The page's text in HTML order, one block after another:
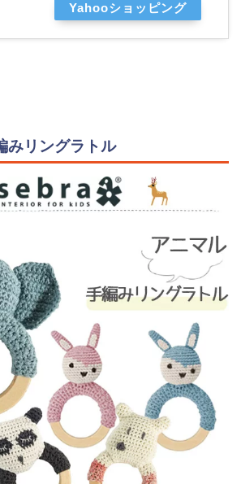
Yahooショッピング
みリングラトル